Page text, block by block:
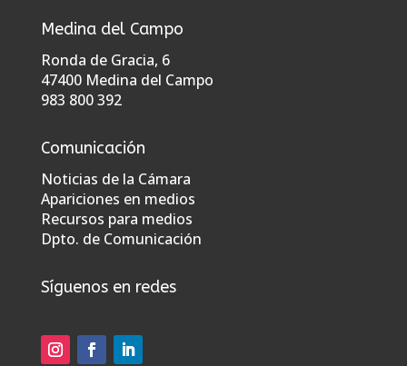
Medina del Campo
Ronda de Gracia, 6
47400 Medina del Campo
983 800 392
Comunicación
Noticias de la Cámara
Apariciones en medios
Recursos para medios
Dpto. de Comunicación
Síguenos en redes